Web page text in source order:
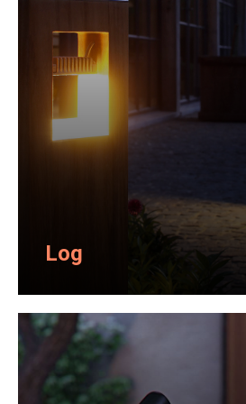
Log